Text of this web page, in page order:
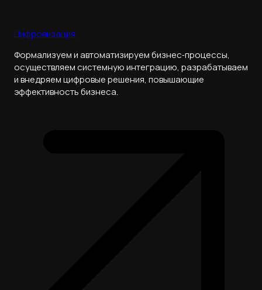
Цифровизация
Формализуем и автоматизируем бизнес‑процессы,
осуществляем системную интеграцию, разрабатываем
и внедряем цифровые решения, повышающие
эффективность бизнеса.